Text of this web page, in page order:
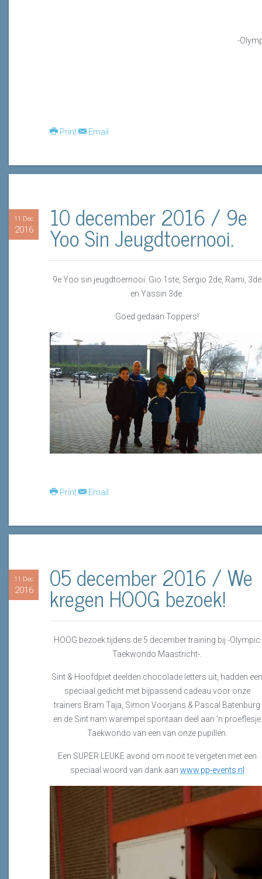
-
Print Email
11 Dec
2016 10 december 2016 / 9e
Yoo Sin Jeugdtoernooi.
9e Yoo sin jeugdtoernooi. Gio 1ste, Sergio 2de, Rami, 3de
en Yassin 3de.
Goed gedaan Toppers!
Print Email
11 Dec
2016 05 december 2016 / We
kregen HOOG bezoek!
HOOG bezoek tijdens de 5 december training bij -Olympic
Taekwondo Maastricht-.
Sint & Hoofdpiet deelden chocolade letters uit, hadden
speciaal gedicht met bijpassend cadeau voor onze
trainers Bram Taja, Simon Voorjans & Pascal Batenburg
en de Sint nam warempel spontaan deel aan 'n proeflesje
Taekwondo van een van onze pupillen.
Een SUPER LEUKE avond om nooit te vergeten met een
speciaal woord van dank aan www.pp-events.nl